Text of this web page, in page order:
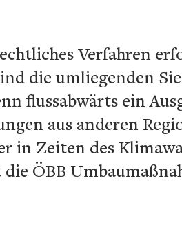
Verfahren
die umliegenden
flussabwärts ein
aus anderen
in Zeiten des
ÖBB